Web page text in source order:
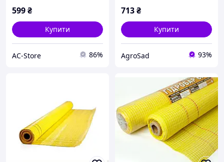
599₴
Купити
AC-Store 86%
713₴
Купити
AgroSad 93%